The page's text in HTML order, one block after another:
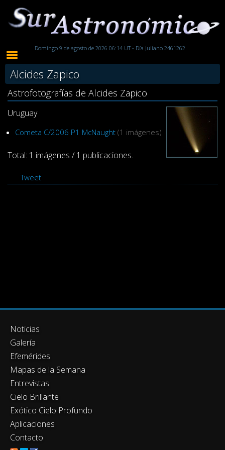
Domingo 9 de agosto de 2026 06:14 UT - Día Juliano 2461262
Alcides Zapico
Astrofotografías de Alcides Zapico
Uruguay
Cometa C/2006 P1 McNaught (1 imágenes)
Total: 1 imágenes / 1 publicaciones.
Tweet
Noticias
Galería
Efemérides
Mapas de la Semana
Entrevistas
Cielo Brillante
Exótico Cielo Profundo
Aplicaciones
Contacto